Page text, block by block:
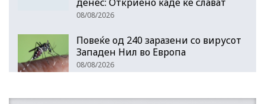
08/08/2026
Повеќе од 240 заразени со вирусот
Западен Нил во Европа
08/08/2026